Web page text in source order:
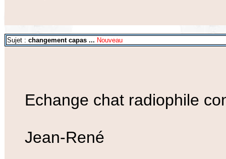
Sujet : changement capas ... Nouveau
Echange chat radiophile
Jean-René